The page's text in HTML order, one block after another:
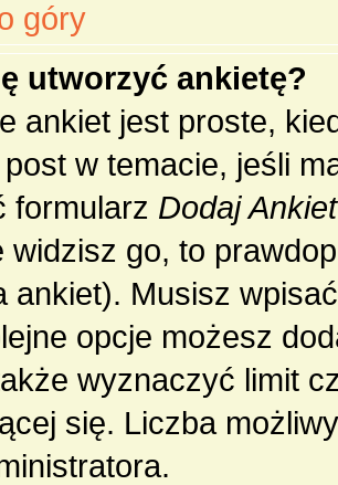
góry
utworzyć ankietę?
ankiet jest proste,
w temacie, jeśli
formularz Dodaj
widzisz go, to
ankiet). Musisz
opcje możesz
wyznaczyć limit
się. Liczba